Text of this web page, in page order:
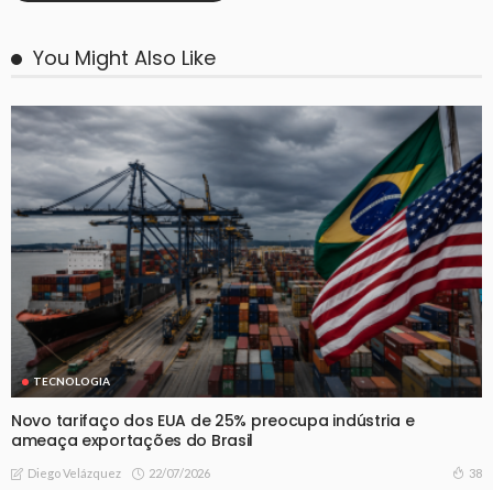
You Might Also Like
TECNOLOGIA
Novo tarifaço dos EUA de 25% preocupa indústria e
ameaça exportações do Brasil
Diego Velázquez 22/07/2026 38